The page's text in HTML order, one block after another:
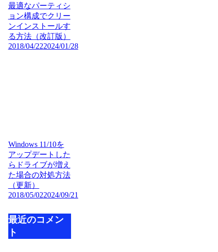
最適なパーティシ
ョン構成でクリー
ンインストールす
る方法（改訂版）
2018/04/222024/01/28
Windows 11/10を
アップデートした
らドライブが増え
た場合の対処方法
（更新）
2018/05/022024/09/21
最近のコメン
ト